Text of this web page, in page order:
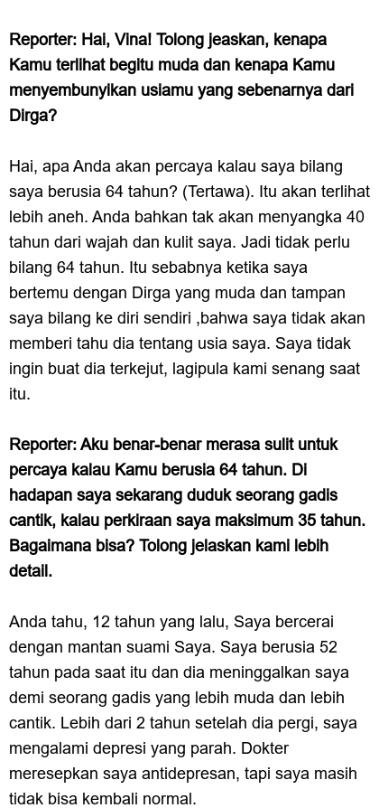
Reporter: Hai, Vina! Tolong jeaskan, kenapa
Kamu terlihat begitu muda dan kenapa Kamu
menyembunyikan usiamu yang sebenarnya dari
Dirga?
Hai, apa Anda akan percaya kalau saya bilang
saya berusia 64 tahun? (Tertawa). Itu akan terlihat
lebih aneh. Anda bahkan tak akan menyangka 40
tahun dari wajah dan kulit saya. Jadi tidak perlu
bilang 64 tahun. Itu sebabnya ketika saya
bertemu dengan Dirga yang muda dan tampan
saya bilang ke diri sendiri ,bahwa saya tidak akan
memberi tahu dia tentang usia saya. Saya tidak
ingin buat dia terkejut, lagipula kami senang saat
itu.
Reporter: Aku benar-benar merasa sulit untuk
percaya kalau Kamu berusia 64 tahun. Di
hadapan saya sekarang duduk seorang gadis
cantik, kalau perkiraan saya maksimum 35 tahun.
Bagaimana bisa? Tolong jelaskan kami lebih
detail.
Anda tahu, 12 tahun yang lalu, Saya bercerai
dengan mantan suami Saya. Saya berusia 52
tahun pada saat itu dan dia meninggalkan saya
demi seorang gadis yang lebih muda dan lebih
cantik. Lebih dari 2 tahun setelah dia pergi, saya
mengalami depresi yang parah. Dokter
meresepkan saya antidepresan, tapi saya masih
tidak bisa kembali normal.